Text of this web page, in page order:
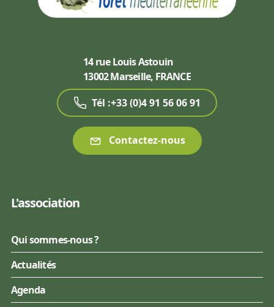
14 rue Louis Astouin
13002 Marseille, FRANCE
Tél :+33 (0)4 91 56 06 91
Contactez-nous
L'association
Qui sommes-nous ?
Actualités
Agenda